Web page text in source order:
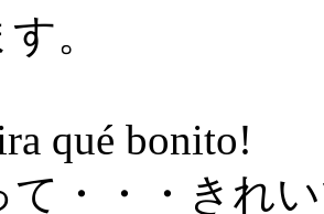
。
qué bonito!
て・・・きれ